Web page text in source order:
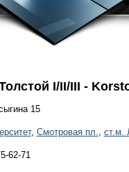
I/II/III -
15
, Смотровая пл., ст.м.
62-71